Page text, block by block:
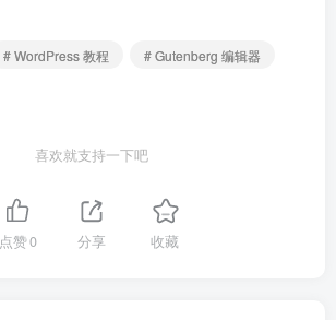
# WordPress 教程
# Gutenberg 编辑器
喜欢就支持一下吧
点赞0 分享 收藏